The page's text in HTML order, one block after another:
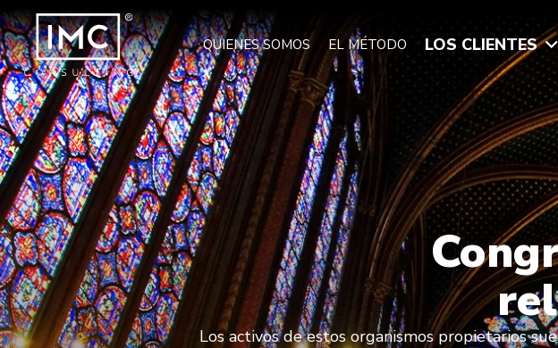
QUIENES SOMOS EL MÉTODO LOS CLIENTES
Los activos de estos organismos propietarios